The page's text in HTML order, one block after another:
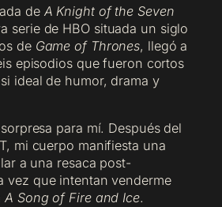
de A Knight of the Seven
serie de HBO situada un siglo
de Game of Thrones, llegó a
episodios que fueron cortos
ideal de humor, drama y
para mí. Después del
mi cuerpo manifiesta una
a una resaca post-
vez que intentan venderme
A Song of Fire and Ice.